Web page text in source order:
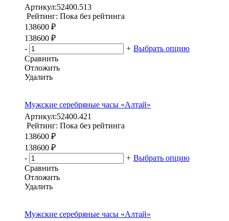
Артикул:52400.513
Рейтинг: Пока без рейтинга
138600 ₽
138600 ₽
-
+ Выбрать опцию
Сравнить
Отложить
Удалить
Мужские серебряные часы «Алтай»
Артикул:52400.421
Рейтинг: Пока без рейтинга
138600 ₽
138600 ₽
-
+ Выбрать опцию
Сравнить
Отложить
Удалить
Мужские серебряные часы «Алтай»